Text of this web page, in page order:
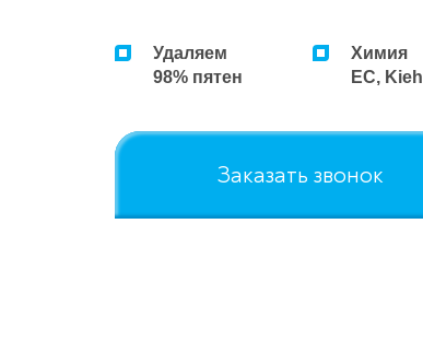
Удаляем
98% пятен
Химия
ЕС, Kiehl
Заказать звонок